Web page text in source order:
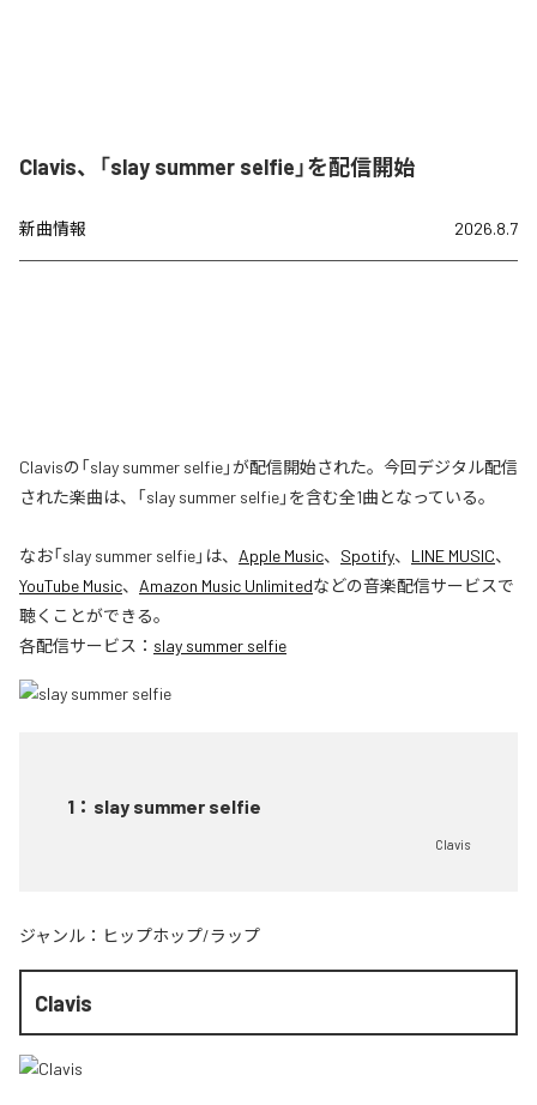
Clavis、「slay summer selfie」を配信開始
新曲情報 2026.8.7
Clavisの「slay summer selfie」が配信開始された。今回デジタル配信
された楽曲は、「slay summer selfie」を含む全1曲となっている。
なお「slay summer selfie」は、 Apple Music、 Spotify、 LINE MUSIC、
YouTube Music、 Amazon Music Unlimitedなどの音楽配信サービスで
聴くことができる。
各配信サービス： slay summer selfie
1 ： slay summer selfie
Clavis
ジャンル： ヒップホップ/ラップ
Clavis